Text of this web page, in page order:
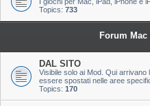
Topics: 733
Forum Mac
DAL SITO
Visibile solo ai Mod. Qui
essere spostati nelle aree
Topics: 170